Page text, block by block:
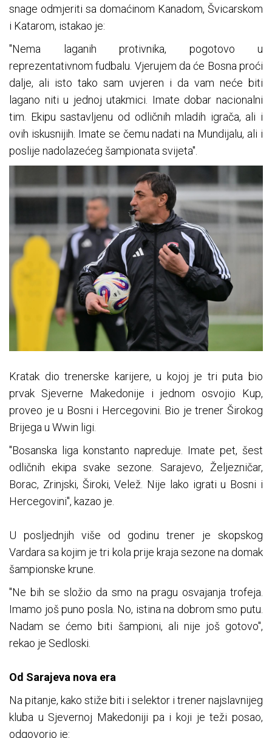
snage odmjeriti sa domaćinom Kanadom, Švicarskom
i Katarom, istakao je:
"Nema laganih protivnika, pogotovo u
reprezentativnom fudbalu. Vjerujem da će Bosna proći
dalje, ali isto tako sam uvjeren i da vam neće biti
lagano niti u jednoj utakmici. Imate dobar nacionalni
tim. Ekipu sastavljenu od odličnih mladih igrača, ali i
ovih iskusnijih. Imate se čemu nadati na Mundijalu, ali i
poslije nadolazećeg šampionata svijeta".
Kratak dio trenerske karijere, u kojoj je tri puta bio
prvak Sjeverne Makedonije i jednom osvojio Kup,
proveo je u Bosni i Hercegovini. Bio je trener Širokog
Brijega u Wwin ligi.
"Bosanska liga konstanto napreduje. Imate pet, šest
odličnih ekipa svake sezone. Sarajevo, Željezničar,
Borac, Zrinjski, Široki, Velež. Nije lako igrati u Bosni i
Hercegovini", kazao je.
U posljednjih više od godinu trener je skopskog
Vardara sa kojim je tri kola prije kraja sezone na domak
šampionske krune.
"Ne bih se složio da smo na pragu osvajanja trofeja.
Imamo još puno posla. No, istina na dobrom smo putu.
Nadam se ćemo biti šampioni, ali nije još gotovo",
rekao je Sedloski.
Od Sarajeva nova era
Na pitanje, kako stiže biti i selektor i trener najslavnijeg
kluba u Sjevernoj Makedoniji pa i koji je teži posao,
odgovorio je: